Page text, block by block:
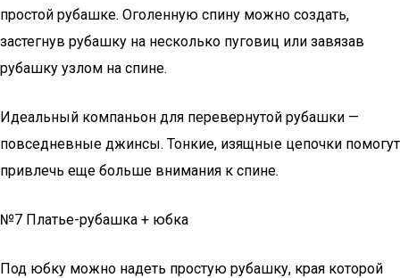
простой рубашке. Оголенную спину можно создать,
застегнув рубашку на несколько пуговиц или завязав
рубашку узлом на спине.
Идеальный компаньон для перевернутой рубашки —
повседневные джинсы. Тонкие, изящные цепочки помогут
привлечь еще больше внимания к спине.
№7 Платье-рубашка + юбка
Под юбку можно надеть простую рубашку, края которой